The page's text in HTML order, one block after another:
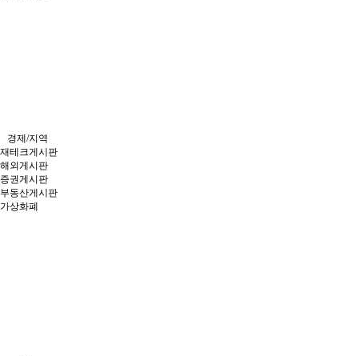
경제/지역
재테크게시판
해외게시판
증권게시판
부동산게시판
가상화폐